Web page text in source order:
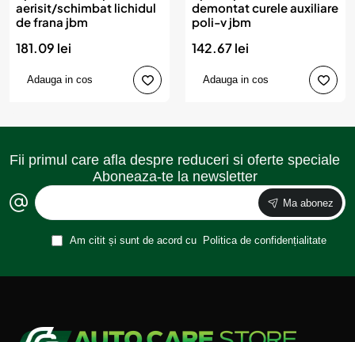
aerisit/schimbat lichidul
de frana jbm
181.09 lei
Adauga in cos
demontat curele auxiliare
poli-v jbm
142.67 lei
Adauga in cos
Fii primul care afla despre reduceri si oferte speciale
Aboneaza-te la newsletter
Ma abonez
Am citit și sunt de acord cu Politica de confidențialitate